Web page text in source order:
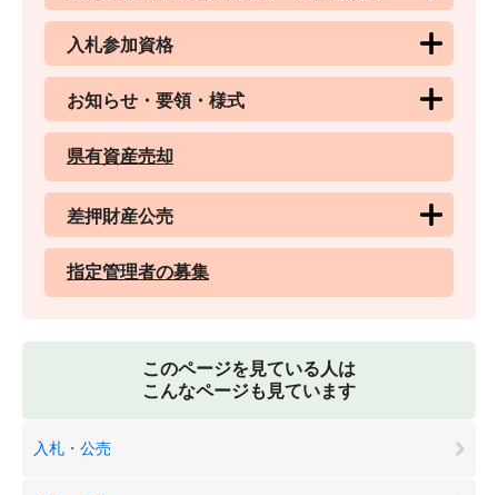
入札参加資格
お知らせ・要領・様式
県有資産売却
差押財産公売
指定管理者の募集
このページを見ている人は
こんなページも見ています
入札・公売